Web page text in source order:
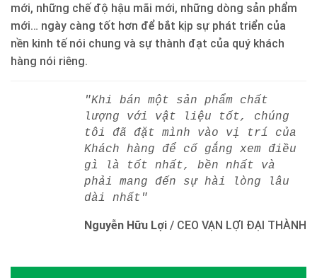
mới, những chế độ hậu mãi mới, những dòng sản phẩm
mới… ngày càng tốt hơn để bắt kịp sự phát triển của
nền kinh tế nói chung và sự thành đạt của quý khách
hàng nói riêng.
"Khi bán một sản phẩm chất
lượng với vật liệu tốt, chúng
tôi đã đặt mình vào vị trí của
Khách hàng để cố gắng xem điều
gì là tốt nhất, bền nhất và
phải mang đến sự hài lòng lâu
dài nhất"
Nguyễn Hữu Lợi / CEO VẠN LỢI ĐẠI THÀNH